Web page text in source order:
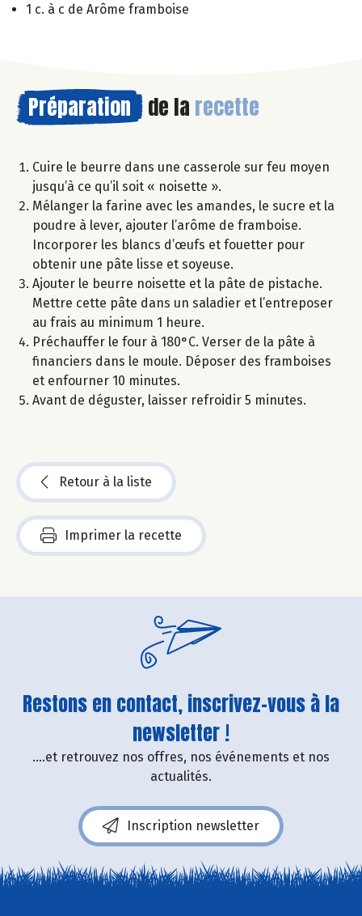
1 c. à c de Arôme framboise
Préparation de la recette
Cuire le beurre dans une casserole sur feu moyen
jusqu’à ce qu’il soit « noisette ».
Mélanger la farine avec les amandes, le sucre et la
poudre à lever, ajouter l’arôme de framboise.
Incorporer les blancs d’œufs et fouetter pour
obtenir une pâte lisse et soyeuse.
Ajouter le beurre noisette et la pâte de pistache.
Mettre cette pâte dans un saladier et l’entreposer
au frais au minimum 1 heure.
Préchauffer le four à 180°C. Verser de la pâte à
financiers dans le moule. Déposer des framboises
et enfourner 10 minutes.
Avant de déguster, laisser refroidir 5 minutes.
Retour à la liste
Imprimer la recette
Restons en contact, inscrivez-vous à la
newsletter !
....et retrouvez nos offres, nos événements et nos
actualités.
Inscription newsletter